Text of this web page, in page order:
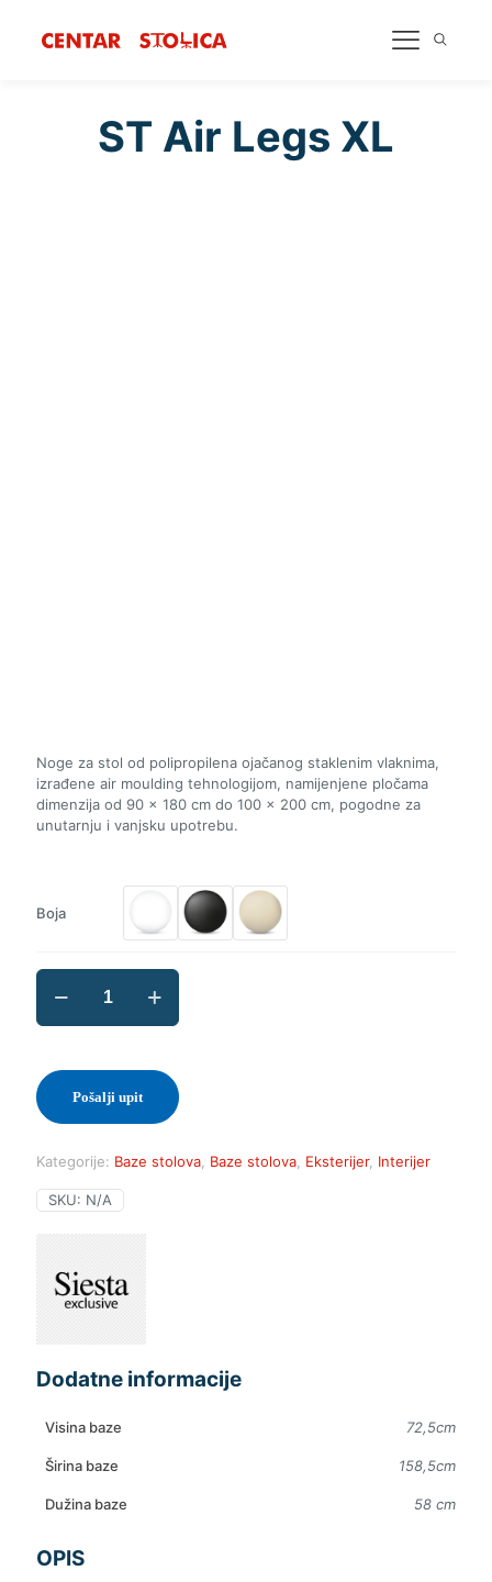
ST Air Legs XL
Noge za stol od polipropilena ojačanog staklenim vlaknima,
izrađene air moulding tehnologijom, namijenjene pločama
dimenzija od 90 × 180 cm do 100 × 200 cm, pogodne za
unutarnju i vanjsku upotrebu.
Boja
ST
Legs
Pošalji upit
Kategorije: Baze stolova, Baze stolova, Eksterijer, Interijer
SKU: N/A
Dodatne informacije
Visina baze 72,5cm
Širina baze 158,5cm
Dužina baze 58 cm
OPIS